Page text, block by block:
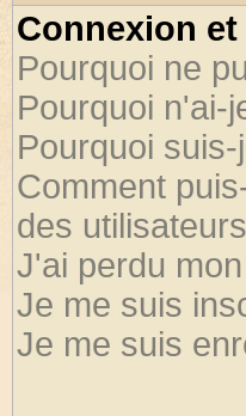
Connexion
Pourquoi ne
Pourquoi n'ai-
Pourquoi
Comment
des
J'ai perdu
Je me suis
Je me suis